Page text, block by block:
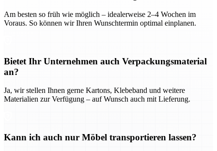
Am besten so früh wie möglich – idealerweise 2–4 Wochen im
Voraus. So können wir Ihren Wunschtermin optimal einplanen.
Bietet Ihr Unternehmen auch Verpackungsmaterial
an?
Ja, wir stellen Ihnen gerne Kartons, Klebeband und weitere
Materialien zur Verfügung – auf Wunsch auch mit Lieferung.
Kann ich auch nur Möbel transportieren lassen?